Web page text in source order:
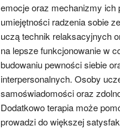
emocje oraz mechanizmy ich
umiejętności radzenia sobie
uczą technik relaksacyjnych
na lepsze funkcjonowanie w
budowaniu pewności siebie
interpersonalnych. Osoby
samoświadomości oraz
Dodatkowo terapia może
prowadzi do większej